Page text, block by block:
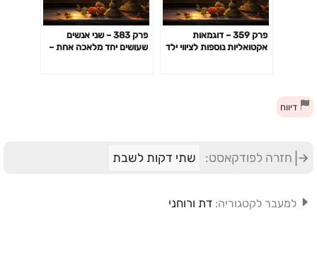
פרק 359 – דוגמאות
אקטואליות נוספות לציווי ילד
פרק 383 – שני אנשים
שעושים יחד מלאכה אחת –
דיווח
חזרה לפודקאסט: שתי דקות לשבת
למעבר לקטגוריה: דת ורוחני